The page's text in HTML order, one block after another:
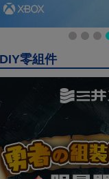
零組件